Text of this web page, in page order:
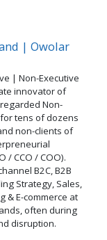
| Owolar
| Non-Executive
innovator of
Non-
tens of dozens
non-clients of
/ CCO / COO).
B2C, B2B
Strategy, Sales,
& E-commerce at
often during
disruption.